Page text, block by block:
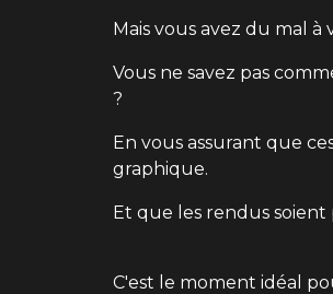
Mais vous avez du mal
Vous ne savez pas
?
En vous assurant que
graphique.
Et que les rendus
C'est le moment idéal